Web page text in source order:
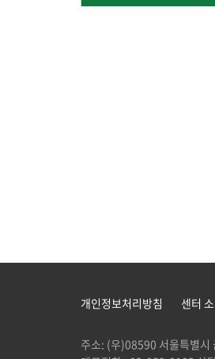
개인정보처리방침 센터
주소: (우)08590 서울특별시